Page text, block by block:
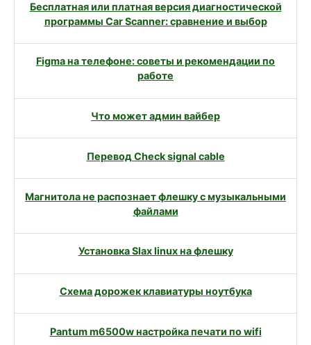
Бесплатная или платная версия диагностической
программы Car Scanner: сравнение и выбор
Figma на телефоне: советы и рекомендации по
работе
Что может админ вайбер
Перевод Check signal cable
Магнитола не распознает флешку с музыкальными
файлами
Установка Slax linux на флешку
Схема дорожек клавиатуры ноутбука
Pantum m6500w настройка печати по wifi